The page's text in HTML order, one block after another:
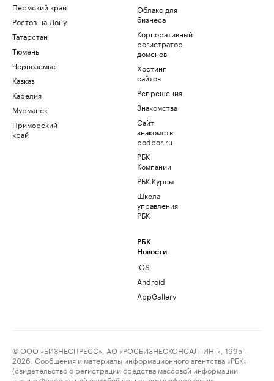
Пермский край
Ростов-на-Дону
Татарстан
Тюмень
Черноземье
Кавказ
Карелия
Мурманск
Приморский
край
Облако для
бизнеса
Корпоративный
регистратор
доменов
Хостинг
сайтов
Рег.решения
Знакомства
Сайт
знакомств
podbor.ru
РБК
Компании
РБК Курсы
Школа
управления
РБК
РБК
Новости
iOS
Android
AppGallery
© ООО «БИЗНЕСПРЕСС», АО «РОСБИЗНЕСКОНСАЛТИНГ», 1995–
2026. Сообщения и материалы информационного агентства «РБК»
(свидетельство о регистрации средства массовой информации